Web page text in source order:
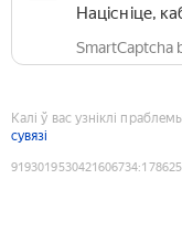
Націсніце,
SmartCaptcha
Калі ў вас узніклі
сувязі
9193019530421606734: